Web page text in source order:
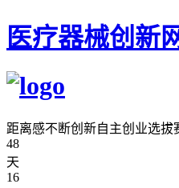
医疗器械创新
距离感不断创新自主创业选拔
48
天
16